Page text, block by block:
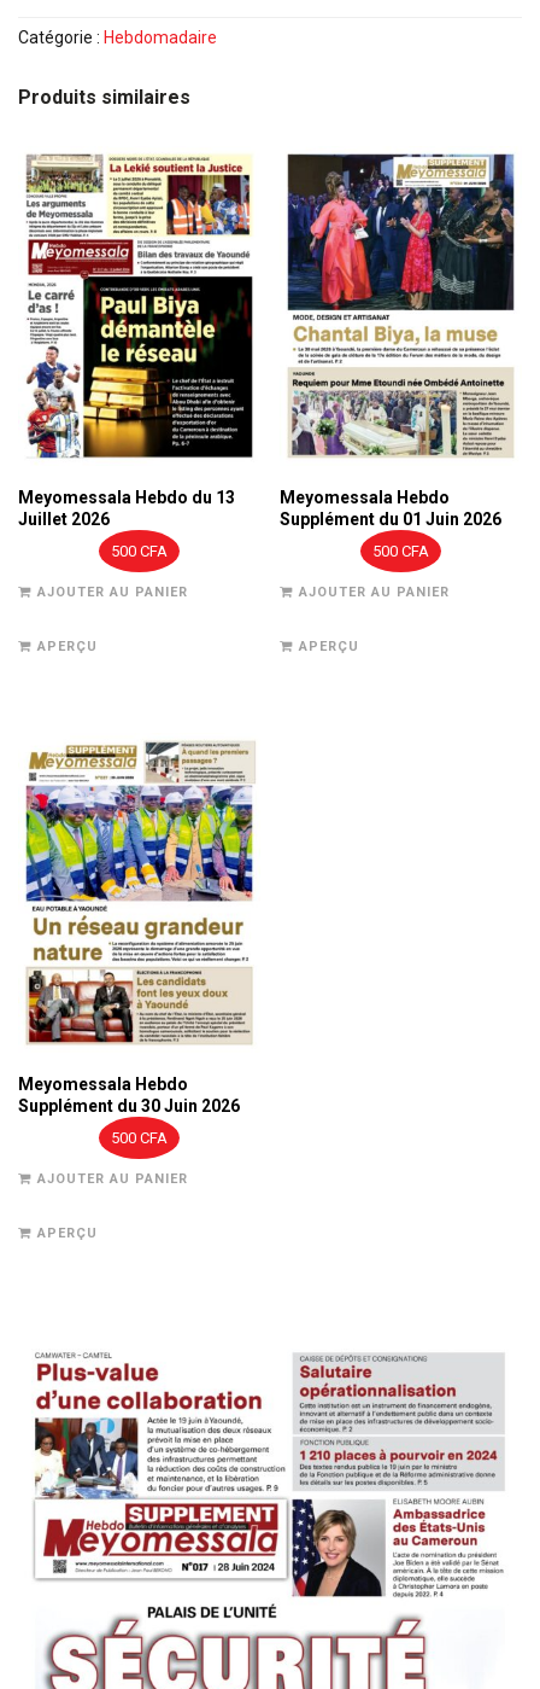
Hebdo
Août
Catégorie : Hebdomadaire
Produits similaires
Meyomessala Hebdo du 13
Juillet 2026
500 CFA
AJOUTER AU PANIER
APERÇU
Meyomessala Hebdo
Supplément du 01 Juin 2026
500CFA
AJOUTER AU PANIER
APERÇU
Meyomessala Hebdo
Supplément du 30 Juin 2026
500 CFA
AJOUTER AU PANIER
APERÇU